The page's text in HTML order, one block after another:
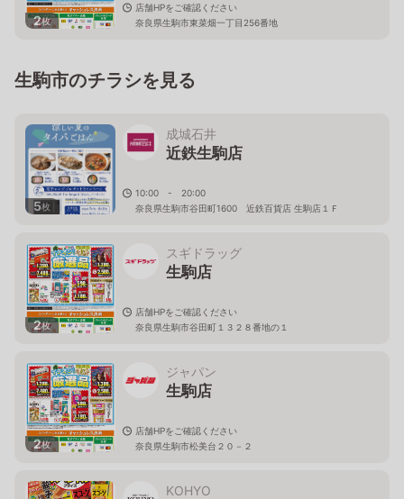
2枚
店舗HPをご確認ください
奈良県生駒市東菜畑一丁目256番地
生駒市のチラシを見る
5枚
成城石井
近鉄生駒店
10:00 - 20:00
奈良県生駒市谷田町1600 近鉄百貨店 生駒店１Ｆ
2枚
スギドラッグ
生駒店
店舗HPをご確認ください
奈良県生駒市谷田町１３２８番地の１
2枚
ジャパン
生駒店
店舗HPをご確認ください
奈良県生駒市松美台２０－２
KOHYO